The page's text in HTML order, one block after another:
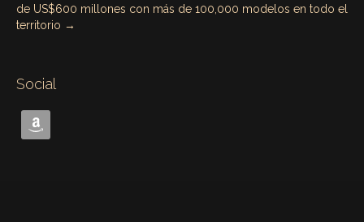
de US$600 millones con más de 100,000 modelos en todo el
territorio →
Social